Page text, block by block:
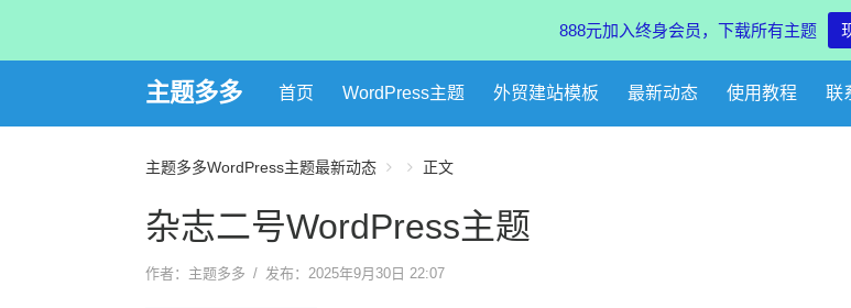
主题多多 首页 WordPress主题 外贸建站模板 最新动态 使用教程 联
主题多多WordPress主题最新动态 正文
杂志二号WordPress主题
作者：主题多多 / 发布：2025年9月30日 22:07
888元加入终身会员，下载所有主题